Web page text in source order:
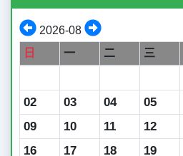
2026-08
日
一 二 三
02
03 04 05
09
10 11 12
16
17 18 19